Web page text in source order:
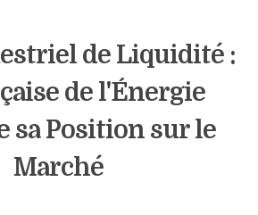
de Liquidité :
de l'Énergie
sa Position sur le
Marché